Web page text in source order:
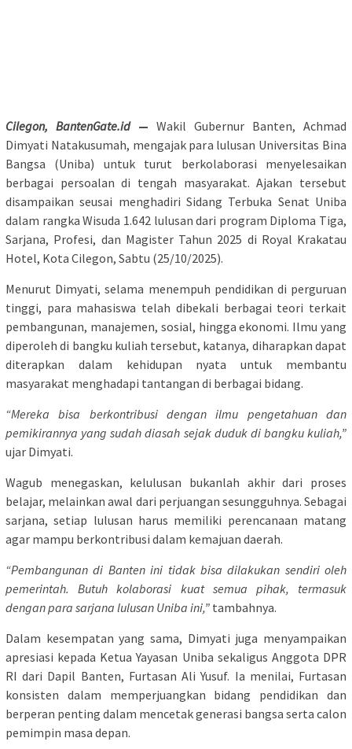
Cilegon, BantenGate.id— Wakil Gubernur Banten, Achmad
Dimyati Natakusumah, mengajak para lulusan Universitas Bina
Bangsa (Uniba) untuk turut berkolaborasi menyelesaikan
berbagai persoalan di tengah masyarakat. Ajakan tersebut
disampaikan seusai menghadiri Sidang Terbuka Senat Uniba
dalam rangka Wisuda 1.642 lulusan dari program Diploma Tiga,
Sarjana, Profesi, dan Magister Tahun 2025 di Royal Krakatau
Hotel, Kota Cilegon, Sabtu (25/10/2025).
Menurut Dimyati, selama menempuh pendidikan di perguruan
tinggi, para mahasiswa telah dibekali berbagai teori terkait
pembangunan, manajemen, sosial, hingga ekonomi. Ilmu yang
diperoleh di bangku kuliah tersebut, katanya, diharapkan dapat
diterapkan dalam kehidupan nyata untuk membantu
masyarakat menghadapi tantangan di berbagai bidang.
“Mereka bisa berkontribusi dengan ilmu pengetahuan dan
pemikirannya yang sudah diasah sejak duduk di bangku kuliah,”
ujar Dimyati.
Wagub menegaskan, kelulusan bukanlah akhir dari proses
belajar, melainkan awal dari perjuangan sesungguhnya. Sebagai
sarjana, setiap lulusan harus memiliki perencanaan matang
agar mampu berkontribusi dalam kemajuan daerah.
“Pembangunan di Banten ini tidak bisa dilakukan sendiri oleh
pemerintah. Butuh kolaborasi kuat semua pihak, termasuk
dengan para sarjana lulusan Uniba ini,” tambahnya.
Dalam kesempatan yang sama, Dimyati juga menyampaikan
apresiasi kepada Ketua Yayasan Uniba sekaligus Anggota DPR
RI dari Dapil Banten, Furtasan Ali Yusuf. Ia menilai, Furtasan
konsisten dalam memperjuangkan bidang pendidikan dan
berperan penting dalam mencetak generasi bangsa serta calon
pemimpin masa depan.